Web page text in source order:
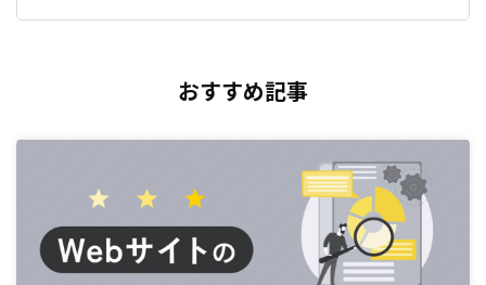
おすすめ記事